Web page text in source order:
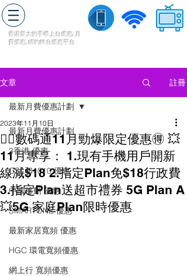
香港最大的手機上台優惠, 月
費優惠,續約轉台優惠平台
文章 註冊
最新月費優惠計劃
3香港 優惠
CSL和1010 優惠
中國移動 優惠
SMARTONE 優惠
最新家居寬頻 優惠
HGC 環電寬頻優惠
網上行 寬頻優惠
最新月費優惠計劃
❤️‍🔥數碼通11月勁爆限定優惠🉐 💥
11月專享： 1.現有手機用戶開新
線減$18 2.指定Plan免$18行政費
3.指定Plan送超市禮券 5G Plan A
💥5G 家庭Plan限時優惠
2023年11月10日